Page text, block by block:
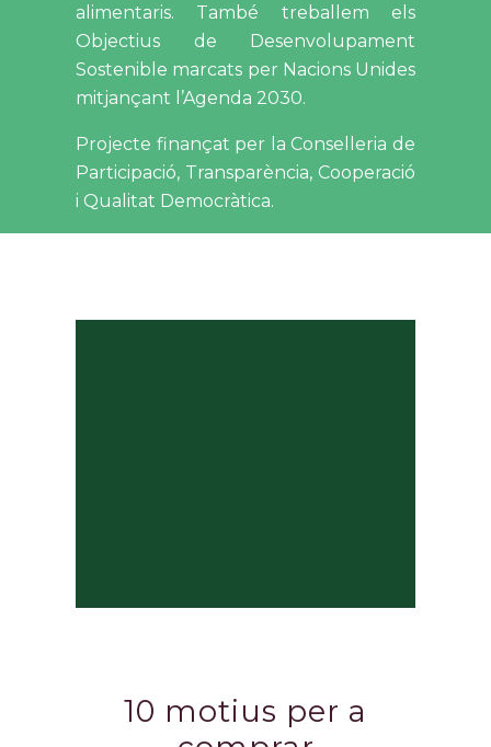
alimentaris. També treballem els
Objectius de Desenvolupament
Sostenible marcats per Nacions Unides
mitjançant l’Agenda 2030.
Projecte finançat per la Conselleria de
Participació, Transparència, Cooperació
i Qualitat Democràtica.
10 motius per a